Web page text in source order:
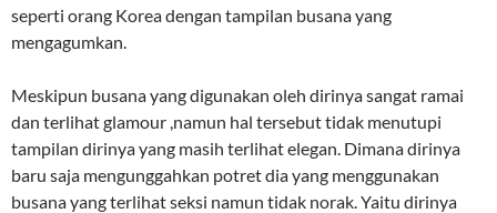
seperti orang Korea dengan tampilan busana yang
mengagumkan.
Meskipun busana yang digunakan oleh dirinya sangat ramai
dan terlihat glamour ,namun hal tersebut tidak menutupi
tampilan dirinya yang masih terlihat elegan. Dimana dirinya
baru saja mengunggahkan potret dia yang menggunakan
busana yang terlihat seksi namun tidak norak. Yaitu dirinya